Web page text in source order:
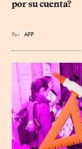
por su cuenta?
Por AFP